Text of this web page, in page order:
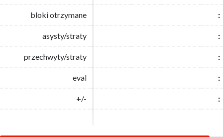
bloki otrzymane
asysty/straty
przechwyty/straty
eval
+/-
bloki otrzymane :
asysty/straty :
przechwyty/straty :
eval :
+/- :